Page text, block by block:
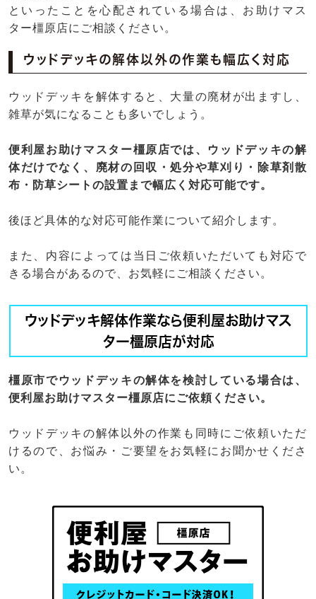
といったことを心配されている場合は、お助けマス
ター橿原店にご相談ください。
ウッドデッキの解体以外の作業も幅広く対応
ウッドデッキを解体すると、大量の廃材が出ますし、
雑草が気になることも多いでしょう。
便利屋お助けマスター橿原店では、ウッドデッキの解
体だけでなく、廃材の回収・処分や草刈り・除草剤散
布・防草シートの設置まで幅広く対応可能です。
後ほど具体的な対応可能作業について紹介します。
また、内容によっては当日ご依頼いただいても対応で
きる場合があるので、お気軽にご相談ください。
ウッドデッキ解体作業なら便利屋お助けマス
ター橿原店が対応
橿原市でウッドデッキの解体を検討している場合は、
便利屋お助けマスター橿原店にご依頼ください。
ウッドデッキの解体以外の作業も同時にご依頼いただ
けるので、お悩み・ご要望をお気軽にお聞かせくださ
い。